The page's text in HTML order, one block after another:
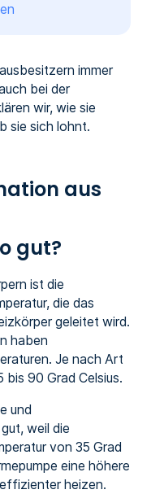
immer
bei der
wir, wie sie
sie sich lohnt.
aus
gut?
ist die
die das
geleitet wird.
haben
Je nach Art
bis 90 Grad Celsius.
und
weil die
von 35 Grad
eine höhere
heizen.